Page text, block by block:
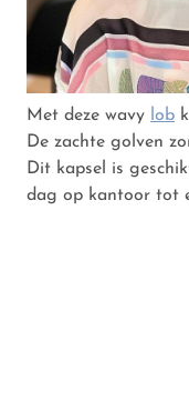
Met deze wavy lob
De zachte golven
Dit kapsel is
dag op kantoor tot